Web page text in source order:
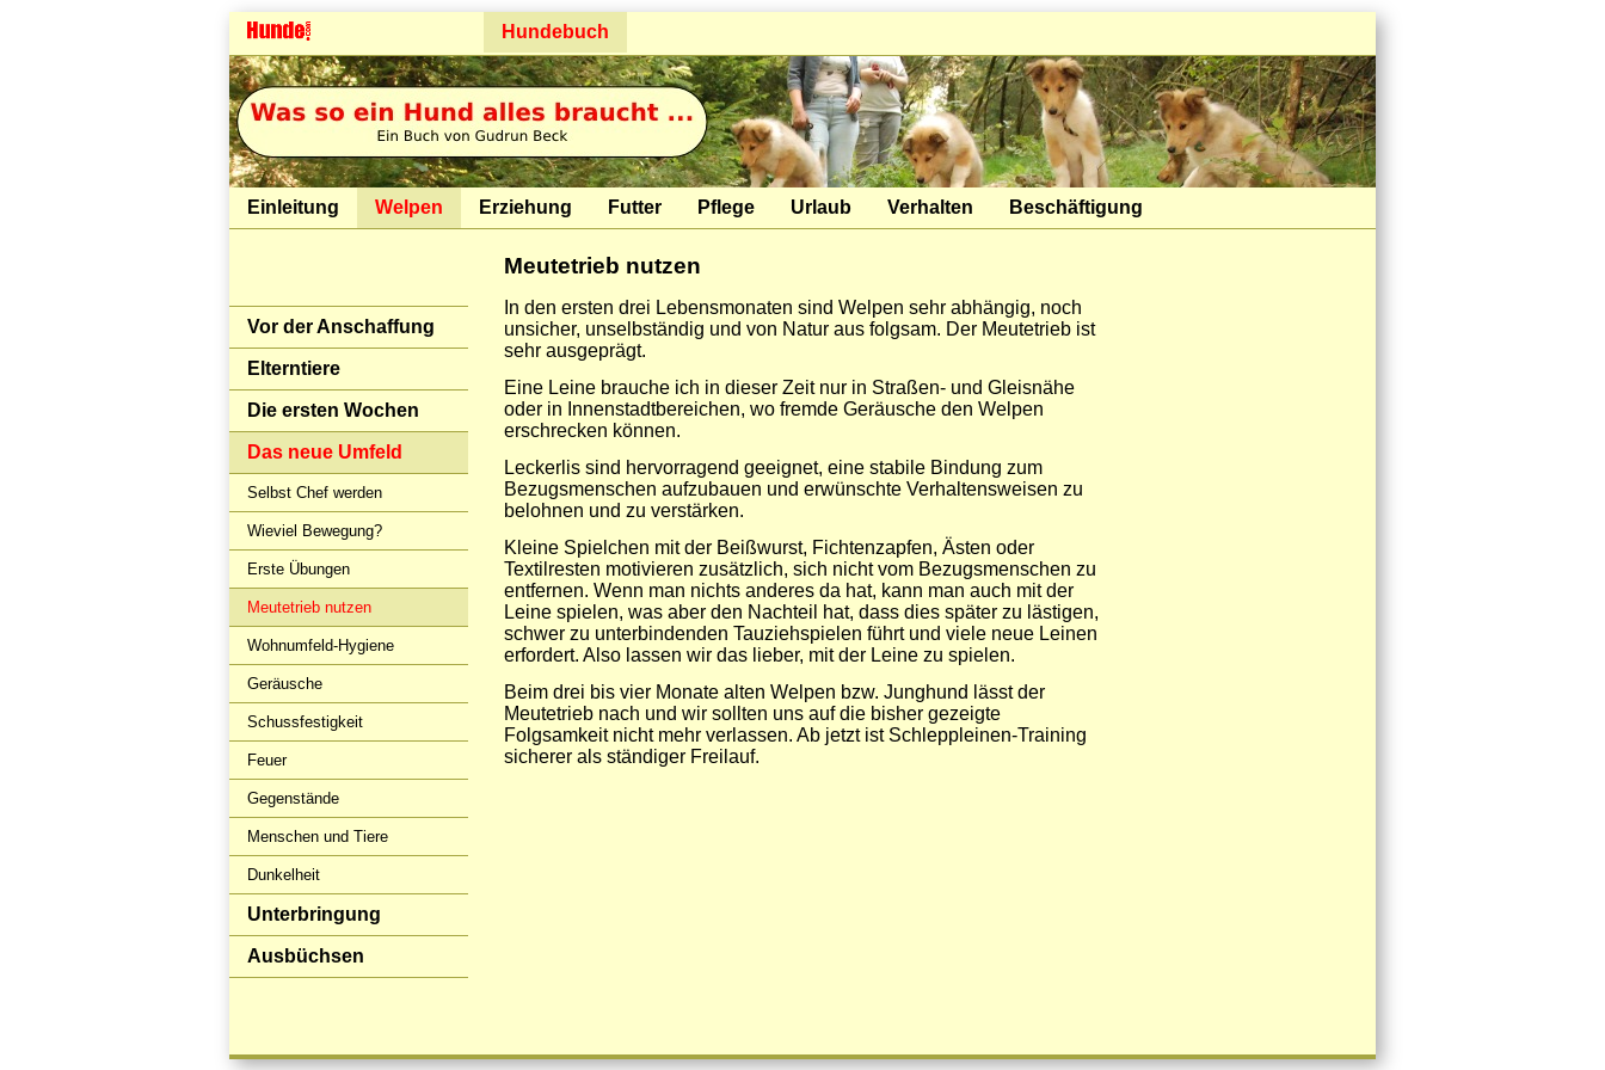
Hundebuch
Einleitung Welpen Erziehung Futter Pflege Urlaub Verhalten Beschäftigung
Vor der Anschaffung
Elterntiere
Die ersten Wochen
Das neue Umfeld
Selbst Chef werden
Wieviel Bewegung?
Erste Übungen
Meutetrieb nutzen
Wohnumfeld-Hygiene
Geräusche
Schussfestigkeit
Feuer
Gegenstände
Menschen und Tiere
Dunkelheit
Unterbringung
Ausbüchsen
Meutetrieb nutzen
In den ersten drei Lebensmonaten sind Welpen sehr abhängig, noch
unsicher, unselbständig und von Natur aus folgsam. Der Meutetrieb ist
sehr ausgeprägt.
Eine Leine brauche ich in dieser Zeit nur in Straßen- und Gleisnähe
oder in Innenstadtbereichen, wo fremde Geräusche den Welpen
erschrecken können.
Leckerlis sind hervorragend geeignet, eine stabile Bindung zum
Bezugsmenschen aufzubauen und erwünschte Verhaltensweisen zu
belohnen und zu verstärken.
Kleine Spielchen mit der Beißwurst, Fichtenzapfen, Ästen oder
Textilresten motivieren zusätzlich, sich nicht vom Bezugsmenschen zu
entfernen. Wenn man nichts anderes da hat, kann man auch mit der
Leine spielen, was aber den Nachteil hat, dass dies später zu lästigen,
schwer zu unterbindenden Tauziehspielen führt und viele neue Leinen
erfordert. Also lassen wir das lieber, mit der Leine zu spielen.
Beim drei bis vier Monate alten Welpen bzw. Junghund lässt der
Meutetrieb nach und wir sollten uns auf die bisher gezeigte
Folgsamkeit nicht mehr verlassen. Ab jetzt ist Schleppleinen-Training
sicherer als ständiger Freilauf.